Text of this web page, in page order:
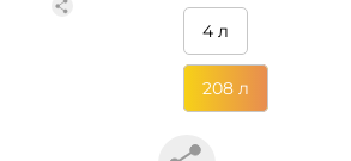
4 л
208 л